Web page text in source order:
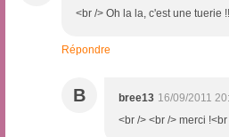
<br /> Oh la la, c'est une tuerie
Répondre
B bree13 16/09/2011
<br /> <br /> merci